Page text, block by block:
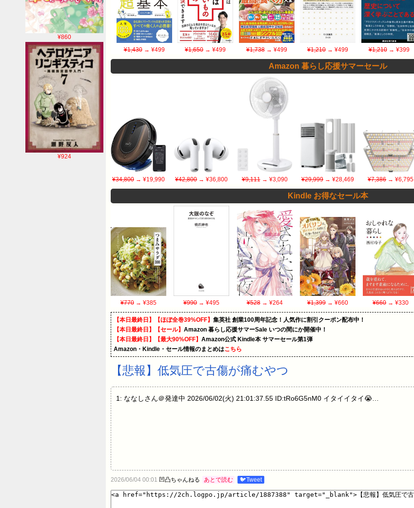
¥860
¥924
¥1,430→ ¥499 ¥1,650 → ¥499 ¥1,738→ ¥499 ¥1,210 → ¥499 ¥1,210→ ¥399
Amazon 暮らし応援サマーセール
¥34,800 → ¥19,990 ¥42,800→ ¥36,800 ¥9,111→ ¥3,090 ¥29,999→ ¥28,469 ¥7,386→ ¥6,795
Kindle お得なセール本
¥770 → ¥385 ¥990→ ¥495 ¥528→ ¥264 ¥1,399→ ¥660 ¥660→ ¥330
【本日最終日】【ほぼ全巻39%OFF】 集英社 創業100周年記念！人気作に割引クーポン配布中！
【本日最終日】【セール】 Amazon 暮らし応援サマーSale いつの間にか開催中！
【本日最終日】【最大90%OFF】 Amazon公式 Kindle本 サマーセール第1弾
Amazon・Kindle・セール情報のまとめはこちら
【悲報】低気圧で古傷が痛むやつ
1: ななしさん＠発達中 2026/06/02(火) 21:01:37.55 ID:tRo6G5nM0 イタイイタイ😭…
2026/06/04 00:01 凹凸ちゃんねる あとで読む 🐦Tweet